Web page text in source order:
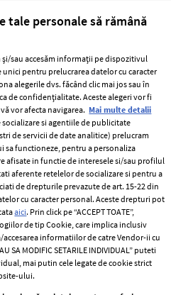
Termeni si conditii
Politica de
confidențialitate
Politica de cookies
Publicitate
tale personale să rămână
și/sau accesăm informații pe dispozitivul
pentru prelucrarea datelor cu caracter
alegerile dvs. făcând clic mai jos sau în
de confidențialitate. Aceste alegeri vor fi
vor afecta navigarea. Mai multe detalii
si agentiile de publicitate
de servicii de date analitice) prelucram
sa functioneze, pentru a personaliza
in functie de interesele si/sau profilul
aferente retelelor de socializare si pentru a
de drepturile prevazute de art. 15-22 din
cu caracter personal. Aceste drepturi pot
aici. Prin click pe “ACCEPT TOATE”,
de tip Cookie, care implica inclusiv
informatiilor de catre Vendor-ii cu
SA MODIFIC SETARILE INDIVIDUAL” puteti
mai putin cele legate de cookie strict
ului.